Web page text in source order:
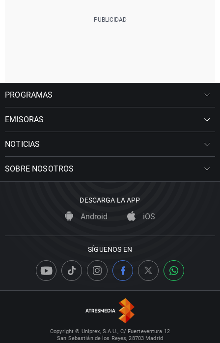
PROGRAMAS
EMISORAS
NOTICIAS
SOBRE NOSOTROS
DESCARGA LA APP
Android iOS
SÍGUENOS EN
Copyright © Uniprex, S.A.U., C/ Fuerteventura 12
San Sebastián de los Reyes, 28703 Madrid